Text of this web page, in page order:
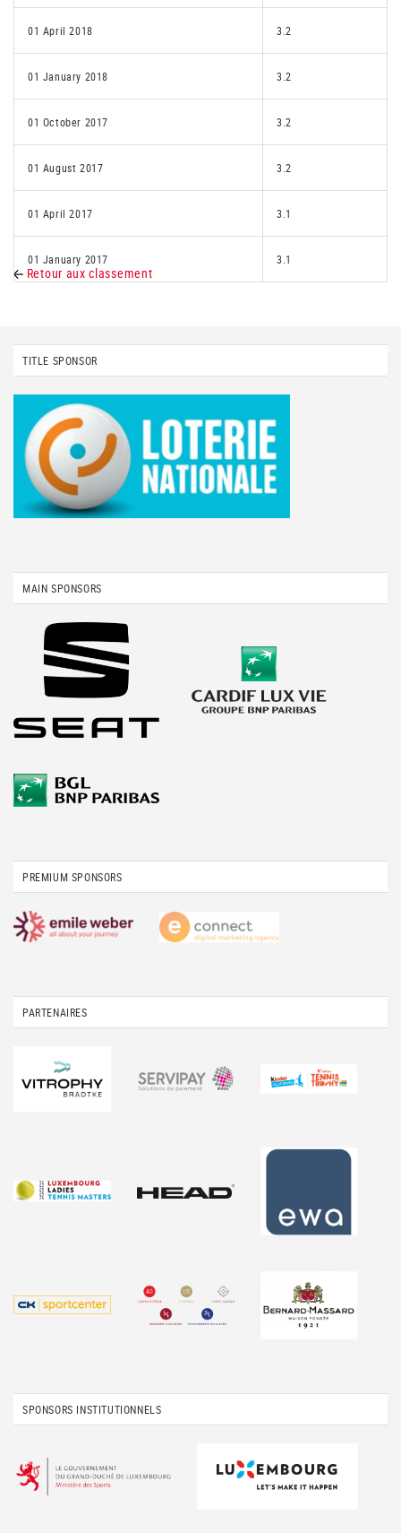
01 April 2018 3.2
01 January 2018 3.2
01 October 2017 3.2
01 August 2017 3.2
01 April 2017 3.1
01 January 2017 3.1
Retour aux classement
TITLE SPONSOR
MAIN SPONSORS
PREMIUM SPONSORS
PARTENAIRES
SPONSORS INSTITUTIONNELS